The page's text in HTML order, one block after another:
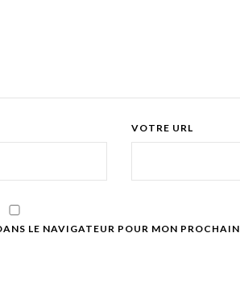
VOTRE URL
LE NAVIGATEUR POUR MON PROCHAIN